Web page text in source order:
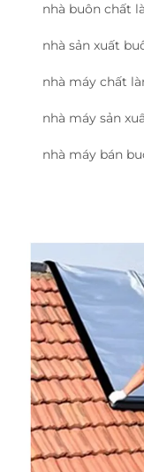
nhà buôn chất
nhà sản xuất
nhà máy chất
nhà máy sản
nhà máy bán